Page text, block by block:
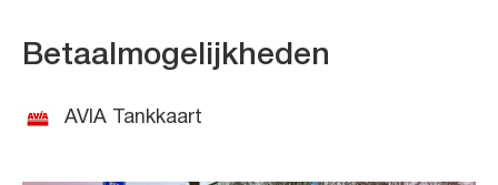
Betaalmogelijkheden
AVIA Tankkaart